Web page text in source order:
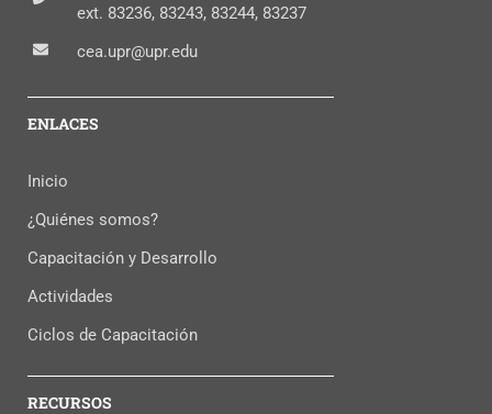
ext. 83236, 83243, 83244, 83237
cea.upr@upr.edu
ENLACES
Inicio
¿Quiénes somos?
Capacitación y Desarrollo
Actividades
Ciclos de Capacitación
RECURSOS